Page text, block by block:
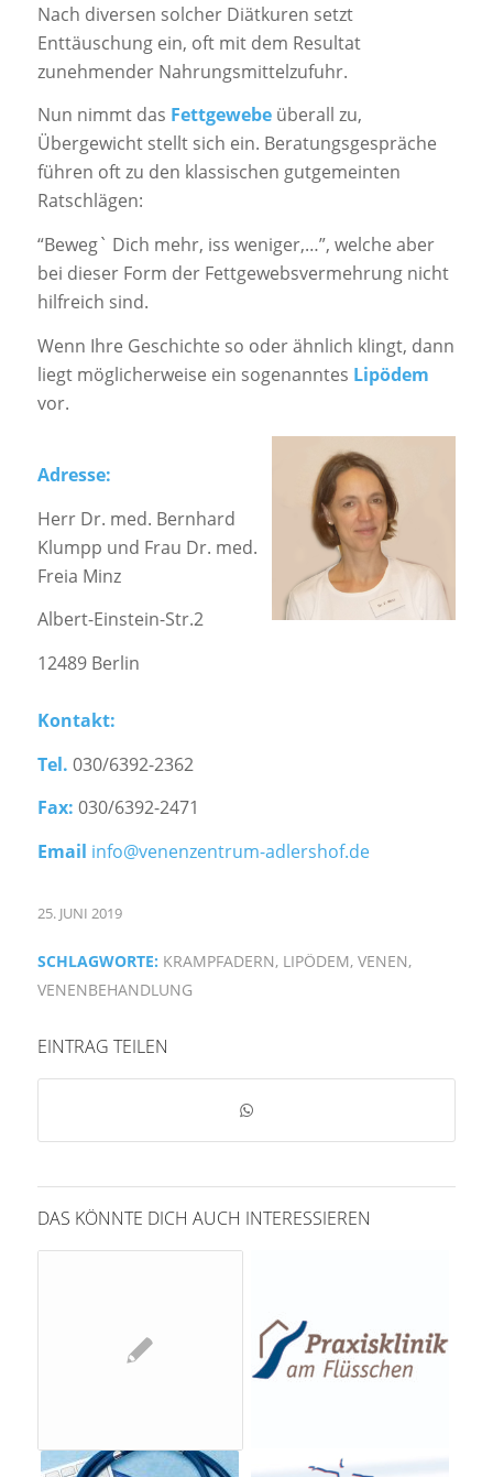
Nach diversen solcher Diätkuren setzt
Enttäuschung ein, oft mit dem Resultat
zunehmender Nahrungsmittelzufuhr.
Nun nimmt das Fettgewebeüberall zu,
Übergewicht stellt sich ein. Beratungsgespräche
führen oft zu den klassischen gutgemeinten
Ratschlägen:
“Beweg` Dich mehr, iss weniger,…”, welche aber
bei dieser Form der Fettgewebsvermehrung nicht
hilfreich sind.
Wenn Ihre Geschichte so oder ähnlich klingt, dann
liegt möglicherweise ein sogenanntes Lipödem
vor.
Adresse:
Herr Dr. med. Bernhard
Klumpp und Frau Dr. med.
Freia Minz
Albert-Einstein-Str.2
12489 Berlin
Kontakt:
Tel. 030/6392-2362
Fax: 030/6392-2471
Email info@venenzentrum-adlershof.de
25. JUNI 2019
SCHLAGWORTE: KRAMPFADERN, LIPÖDEM, VENEN,
VENENBEHANDLUNG
EINTRAG TEILEN
DAS KÖNNTE DICH AUCH INTERESSIEREN